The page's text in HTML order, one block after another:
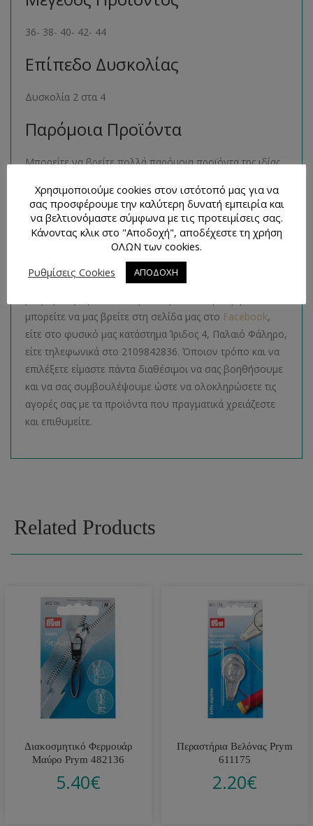
36- 38- 40- 42- 44
Επίπεδο Δυσκολίας
Δυσκολία 2 στα 4
Παρόμοια Προϊόντα
Μπορείτε να βρείτε πολλά παρόμοια προϊόντα της ιδίας
ακολουθώντας τον σύνδεσμοεδώ.
Τρόποι Επικοινωνίας και
Για οποιαδήποτε απορία έχετε, θα χαρούμε πολύ να σας
μπορείτε να μας βρείτε στη σελίδα μας στο Facebook,
είτε στο φυσικό μας κατάστημα Ίριδος 4, Παλαιό Φάληρο,
είτε τηλεφωνικά στο 2109842836. Όποιον τρόπο και να
επιλέξετε είμαστε πάντα διαθέσιμοι να σας βοηθήσουμε
και να σας συμβουλέψουμε ώστε να ολοκληρώσετε τις
αγορές σας με τα προϊόντα που πραγματικά χρειάζεστε
και επιθυμείτε.
Related Products
Διακοσμητικό Φερμουάρ
Μαύρο Prym 482136
5.40€
Περαστήρια Βελόνας Prym
611175
2.20€
Χρησιμοποιούμε cookies στον ιστότοπό μας για να
σας προσφέρουμε την καλύτερη δυνατή εμπειρία και
να βελτιονόμαστε σύμφωνα με τις προτειμίσεις σας.
Κάνοντας κλικ στο "Αποδοχή", αποδέχεστε τη χρήση
ΟΛΩΝ των cookies.
Ρυθμίσεις Cookies
ΑΠΟΔΟΧΗ